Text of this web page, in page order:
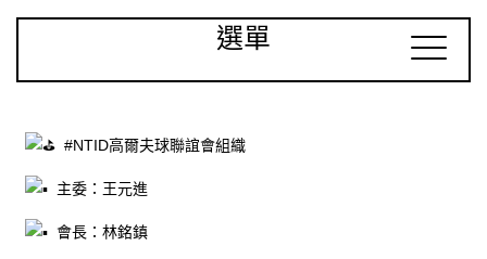
選單
#NTID高爾夫球聯誼會組織
主委：王元進
會長：林銘鎮